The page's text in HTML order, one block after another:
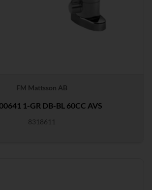
FM Mattsson AB
1-GR DB-BL 60CC AVS
8318611